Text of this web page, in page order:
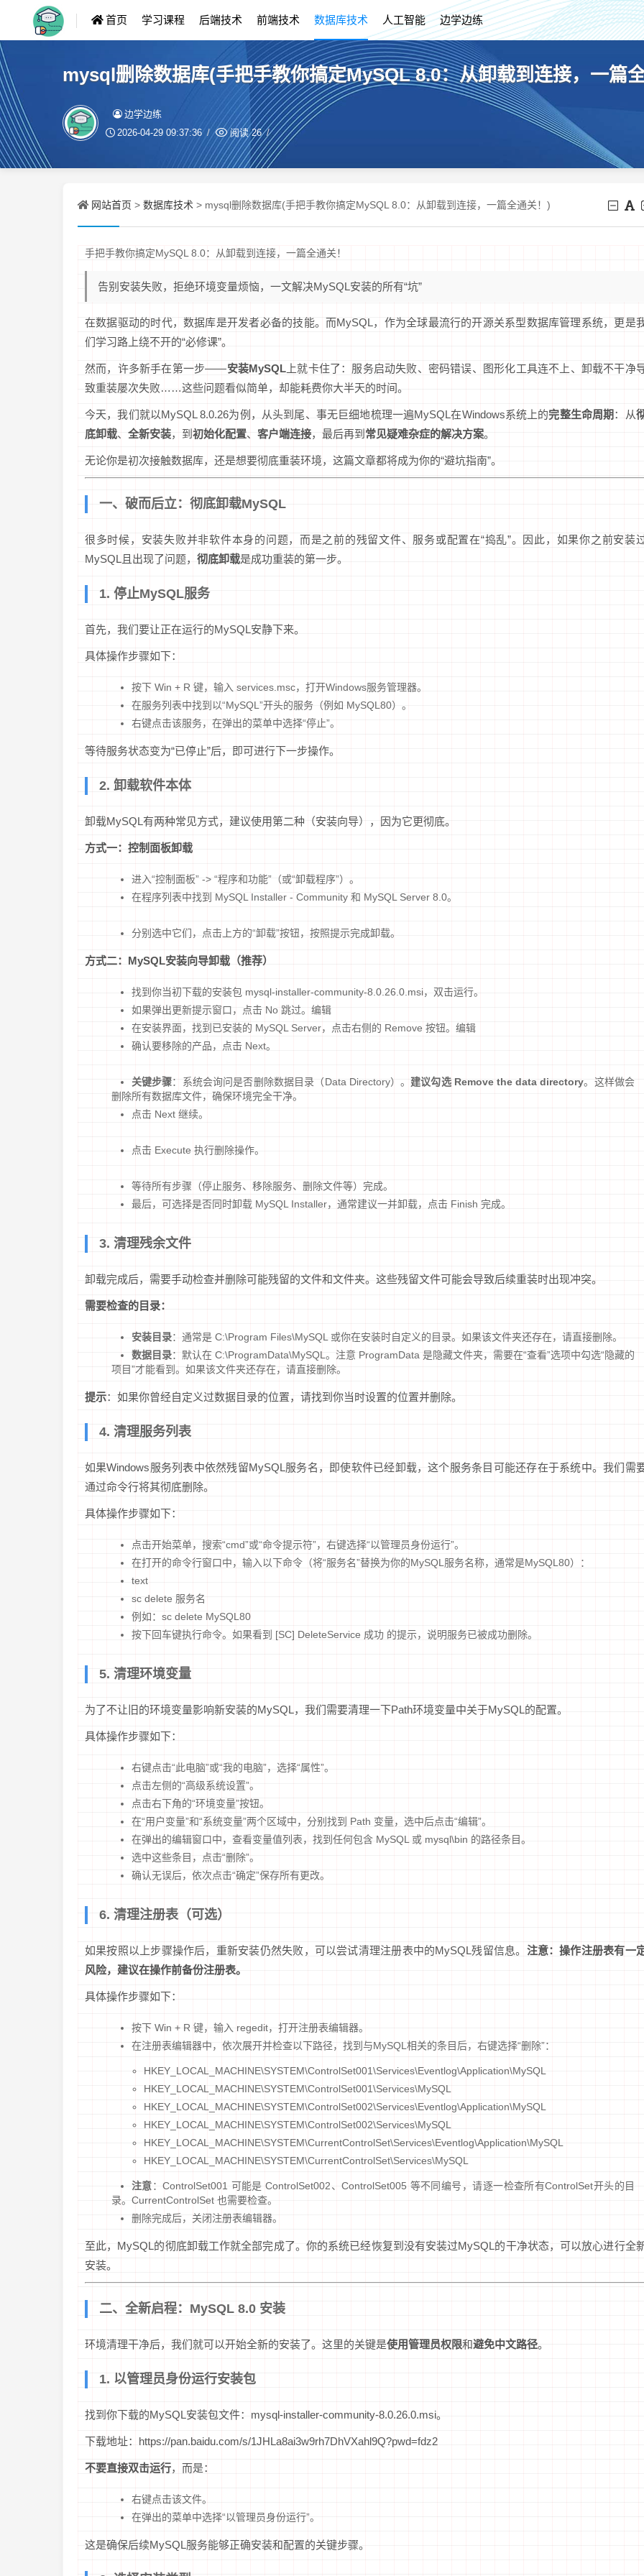
首页 学习课程 后端技术 前端技术 数据库技术 人工智能 边学边练
mysql删除数据库(手把手教你搞定MySQL 8.0：从卸载到连接，一篇
边学边练
2026-04-29 09:37:36 阅读26
网站首页 > 数据库技术 > mysql删除数据库(手把手教你搞定MySQL 8.0：从卸载到连接，一篇全通关！)
手把手教你搞定MySQL 8.0：从卸载到连接，一篇全通关！
告别安装失败，拒绝环境变量烦恼，一文解决MySQL安装的所有“坑”
在数据驱动的时代，数据库是开发者必备的技能。而MySQL，作为全球最流行的开源关系型数据库管理系统，更是
们学习路上绕不开的“必修课”。
然而，许多新手在第一步——安装MySQL上就卡住了：服务启动失败、密码错误、图形化工具连不上、卸载不干净
致重装屡次失败……这些问题看似简单，却能耗费你大半天的时间。
今天，我们就以MySQL 8.0.26为例，从头到尾、事无巨细地梳理一遍MySQL在Windows系统上的完整生命周期 ：从
底卸载、 全新安装，到 初始化配置、 客户端连接，最后再到 常见疑难杂症的解决方案。
无论你是初次接触数据库，还是想要彻底重装环境，这篇文章都将成为你的“避坑指南”。
一、破而后立：彻底卸载MySQL
很多时候，安装失败并非软件本身的问题，而是之前的残留文件、服务或配置在“捣乱”。因此，如果你之前安装
MySQL且出现了问题， 彻底卸载是成功重装的第一步。
1. 停止MySQL服务
首先，我们要让正在运行的MySQL安静下来。
具体操作步骤如下：
按下 Win + R 键，输入 services.msc，打开Windows服务管理器。
在服务列表中找到以“MySQL”开头的服务（例如 MySQL80）。
右键点击该服务，在弹出的菜单中选择“停止”。
等待服务状态变为“已停止”后，即可进行下一步操作。
2. 卸载软件本体
卸载MySQL有两种常见方式，建议使用第二种（安装向导），因为它更彻底。
方式一：控制面板卸载
进入“控制面板” -> “程序和功能”（或“卸载程序”）。
在程序列表中找到 MySQL Installer - Community 和 MySQL Server 8.0。
分别选中它们，点击上方的“卸载”按钮，按照提示完成卸载。
方式二：MySQL安装向导卸载（推荐）
找到你当初下载的安装包 mysql-installer-community-8.0.26.0.msi，双击运行。
如果弹出更新提示窗口，点击 No 跳过。编辑
在安装界面，找到已安装的 MySQL Server，点击右侧的 Remove 按钮。编辑
确认要移除的产品，点击 Next。
关键步骤：系统会询问是否删除数据目录（Data Directory）。 建议勾选 Remove the data directory。这样做会
删除所有数据库文件，确保环境完全干净。
点击 Next 继续。
点击 Execute 执行删除操作。
等待所有步骤（停止服务、移除服务、删除文件等）完成。
最后，可选择是否同时卸载 MySQL Installer，通常建议一并卸载，点击 Finish 完成。
3. 清理残余文件
卸载完成后，需要手动检查并删除可能残留的文件和文件夹。这些残留文件可能会导致后续重装时出现冲突。
需要检查的目录：
安装目录：通常是 C:\Program Files\MySQL 或你在安装时自定义的目录。如果该文件夹还存在，请直接删除。
数据目录：默认在 C:\ProgramData\MySQL。注意 ProgramData 是隐藏文件夹，需要在“查看”选项中勾选“隐藏的
项目”才能看到。如果该文件夹还存在，请直接删除。
提示：如果你曾经自定义过数据目录的位置，请找到你当时设置的位置并删除。
4. 清理服务列表
如果Windows服务列表中依然残留MySQL服务名，即使软件已经卸载，这个服务条目可能还存在于系统中。我们需
通过命令行将其彻底删除。
具体操作步骤如下：
点击开始菜单，搜索“cmd”或“命令提示符”，右键选择“以管理员身份运行”。
在打开的命令行窗口中，输入以下命令（将“服务名”替换为你的MySQL服务名称，通常是MySQL80）：
text
sc delete 服务名
例如：sc delete MySQL80
按下回车键执行命令。如果看到 [SC] DeleteService 成功 的提示，说明服务已被成功删除。
5. 清理环境变量
为了不让旧的环境变量影响新安装的MySQL，我们需要清理一下Path环境变量中关于MySQL的配置。
具体操作步骤如下：
右键点击“此电脑”或“我的电脑”，选择“属性”。
点击左侧的“高级系统设置”。
点击右下角的“环境变量”按钮。
在“用户变量”和“系统变量”两个区域中，分别找到 Path 变量，选中后点击“编辑”。
在弹出的编辑窗口中，查看变量值列表，找到任何包含 MySQL 或 mysql\bin 的路径条目。
选中这些条目，点击“删除”。
确认无误后，依次点击“确定”保存所有更改。
6. 清理注册表（可选）
如果按照以上步骤操作后，重新安装仍然失败，可以尝试清理注册表中的MySQL残留信息。 注意：操作注册表有一
风险，建议在操作前备份注册表。
具体操作步骤如下：
按下 Win + R 键，输入 regedit，打开注册表编辑器。
在注册表编辑器中，依次展开并检查以下路径，找到与MySQL相关的条目后，右键选择“删除”：
HKEY_LOCAL_MACHINE\SYSTEM\ControlSet001\Services\Eventlog\Application\MySQL
HKEY_LOCAL_MACHINE\SYSTEM\ControlSet001\Services\MySQL
HKEY_LOCAL_MACHINE\SYSTEM\ControlSet002\Services\Eventlog\Application\MySQL
HKEY_LOCAL_MACHINE\SYSTEM\ControlSet002\Services\MySQL
HKEY_LOCAL_MACHINE\SYSTEM\CurrentControlSet\Services\Eventlog\Application\MySQL
HKEY_LOCAL_MACHINE\SYSTEM\CurrentControlSet\Services\MySQL
注意：ControlSet001 可能是 ControlSet002、ControlSet005 等不同编号，请逐一检查所有ControlSet开头的目
录。CurrentControlSet 也需要检查。
删除完成后，关闭注册表编辑器。
至此，MySQL的彻底卸载工作就全部完成了。你的系统已经恢复到没有安装过MySQL的干净状态，可以放心进行全
安装。
二、全新启程：MySQL 8.0 安装
环境清理干净后，我们就可以开始全新的安装了。这里的关键是使用管理员权限和避免中文路径。
1. 以管理员身份运行安装包
找到你下载的MySQL安装包文件：mysql-installer-community-8.0.26.0.msi。
下载地址：https://pan.baidu.com/s/1JHLa8ai3w9rh7DhVXahl9Q?pwd=fdz2
不要直接双击运行，而是：
右键点击该文件。
在弹出的菜单中选择“以管理员身份运行”。
这是确保后续MySQL服务能够正确安装和配置的关键步骤。